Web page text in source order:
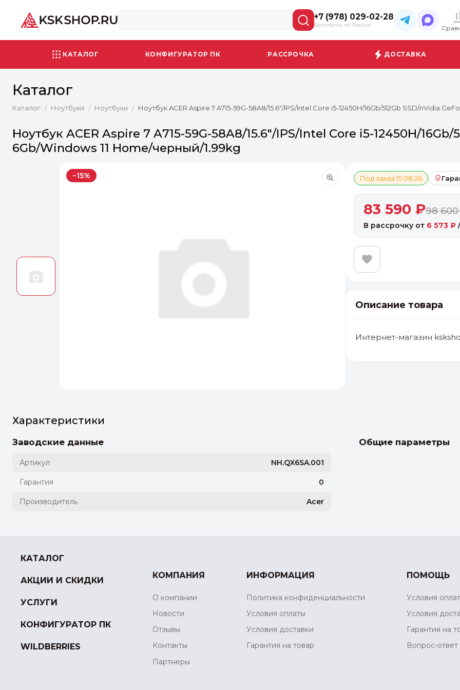
+7 (978) 029-02-28
Бесплатно по России
КАТАЛОГ КОНФИГУРАТОР ПК РАССРОЧКА ДОСТАВКА
Каталог
Каталог / Ноутбуки / Ноутбуки / Ноутбук ACER Aspire 7 A715-59G-58A8/15.6"/IPS/Intel Core i5-12450H/16Gb/512Gb SSD/nVidia
Ноутбук ACER Aspire 7 A715-59G-58A8/15.6"/IPS/Intel Core i5-12450H/16Gb/
6Gb/Windows 11 Home/черный/1.99kg
−15% Под заказ 15.08.26
83 590 ₽98
В рассрочку от 6 573 ₽/
Описание товара
Интернет-магазин
Характеристики
Заводские данные
Артикул NH.QX6SA.001
Гарантия 0
Производитель Acer
Общие параметры
КАТАЛОГ
АКЦИИ И СКИДКИ
УСЛУГИ
КОНФИГУРАТОР ПК
WILDBERRIES
КОМПАНИЯ
О компании
Новости
Отзывы
Контакты
Партнеры
ИНФОРМАЦИЯ
Политика конфиденциальности
Условия оплаты
Условия доставки
Гарантия на товар
ПОМОЩЬ
Условия
Условия
Гарантия на
Вопрос-ответ